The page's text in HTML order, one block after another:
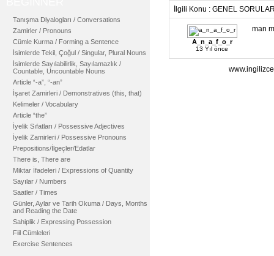
Tanışma Diyalogları / Conversations
Zamirler / Pronouns
Cümle Kurma / Forming a Sentence
İsimlerde Tekil, Çoğul / Singular, Plural Nouns
İsimlerde Sayılabilirlik, Sayılamazlık /
Countable, Uncountable Nouns
Article “-a”, “-an”
İşaret Zamirleri / Demonstratives (this, that)
Kelimeler / Vocabulary
Article “the”
İyelik Sıfatları / Possessive Adjectives
İyelik Zamirleri / Possessive Pronouns
Prepositions/İlgeçler/Edatlar
There is, There are
Miktar İfadeleri / Expressions of Quantity
Sayılar / Numbers
Saatler / Times
Günler, Aylar ve Tarih Okuma / Days, Months
and Reading the Date
Sahiplik / Expressing Possession
Fiil Cümleleri
Exercise Sentences
İlgili Konu : GENEL
A_n_a_f_o_r
13 Yıl önce
man